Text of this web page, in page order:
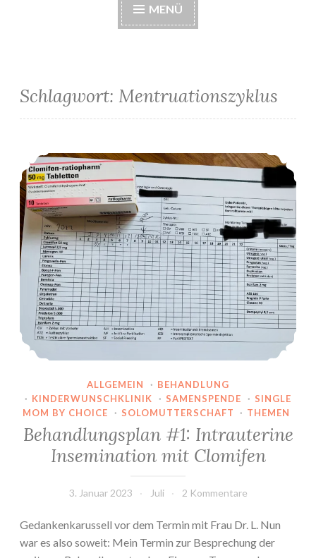
MENÜ
Schlagwort: Mentruationszyklus
Behandlungsplan #1: Intrauterine Insemination mit Clomifen
ALLGEMEIN · BEHANDLUNG
· KINDERWUNSCHKLINIK · SAMENSPENDE · SINGLE
MOM BY CHOICE
· SOLOMUTTERSCHAFT · THEMEN
Behandlungsplan #1: Intrauterine
Insemination mit Clomifen
3. Januar 2023 Juli 2 Kommentare
Gedankenkarussell vor dem Termin mit Frau Dr. L. Nun
war es also soweit: Mein Termin zur Besprechung der